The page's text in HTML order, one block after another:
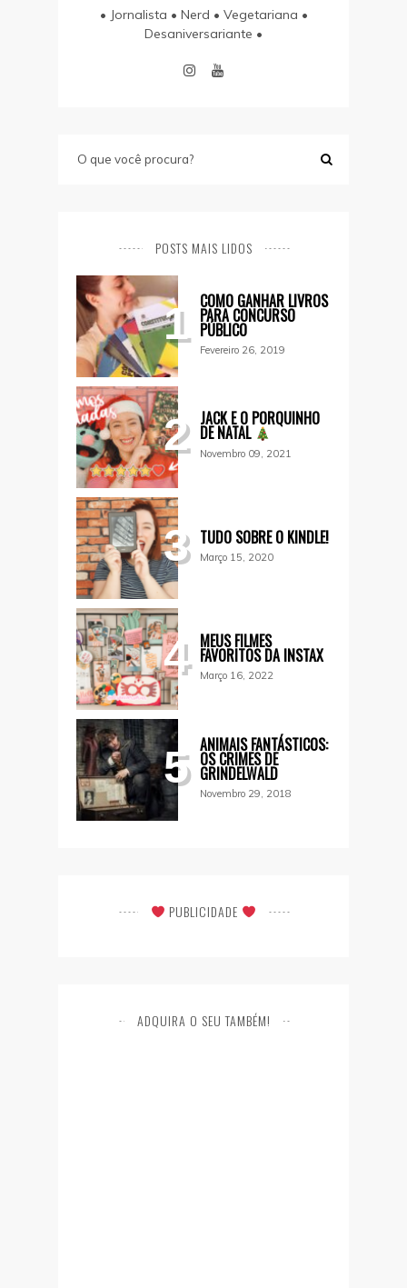
• Jornalista • Nerd • Vegetariana •
Desaniversariante •
POSTS MAIS LIDOS
1 COMO GANHAR LIVROS
PARA CONCURSO
PÚBLICO
Fevereiro 26, 2019
2 JACK E O PORQUINHO
DE NATAL
Novembro 09, 2021
3 TUDO SOBRE O KINDLE!
Março 15, 2020
4 MEUS FILMES
FAVORITOS DA INSTAX
Março 16, 2022
5 ANIMAIS FANTÁSTICOS:
OS CRIMES DE
GRINDELWALD
Novembro 29, 2018
PUBLICIDADE
ADQUIRA O SEU TAMBÉM!